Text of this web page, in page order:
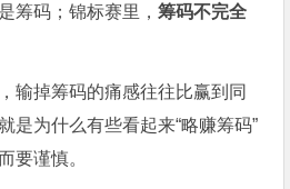
筹码；锦标赛里，筹码不完全
输掉筹码的痛感往往比赢到同
是为什么有些看起来“略赚筹码”
要谨慎。